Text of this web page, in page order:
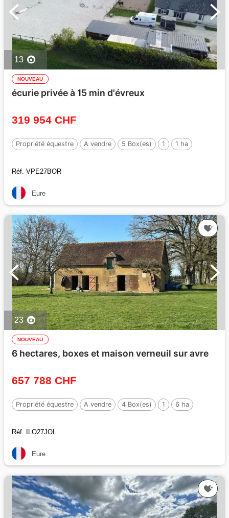
13
NOUVEAU
écurie privée à 15 min d'évreux
319 954 CHF
Propriété équestre A vendre 5 Box(es) 1 1 ha
Réf. VPE27BOR
Eure
23
NOUVEAU
6 hectares, boxes et maison verneuil sur avre
657 788 CHF
Propriété équestre A vendre 4 Box(es) 1 6 ha
Réf. ILO27JOL
Eure